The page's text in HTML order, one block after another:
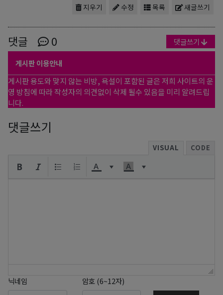
새글쓰기
목록
수정
지우기
댓글 0 댓글쓰기
게시판 이용안내
게시판 용도와 맞지 않는 비방, 욕설이 포함된 글은 저희 사이트의 운
영 방침에 따라 작성자의 의견없이 삭제 될수 있음을 미리 알려드립
니다.
댓글쓰기
VISUAL CODE
닉네임 암호 (6~12자)